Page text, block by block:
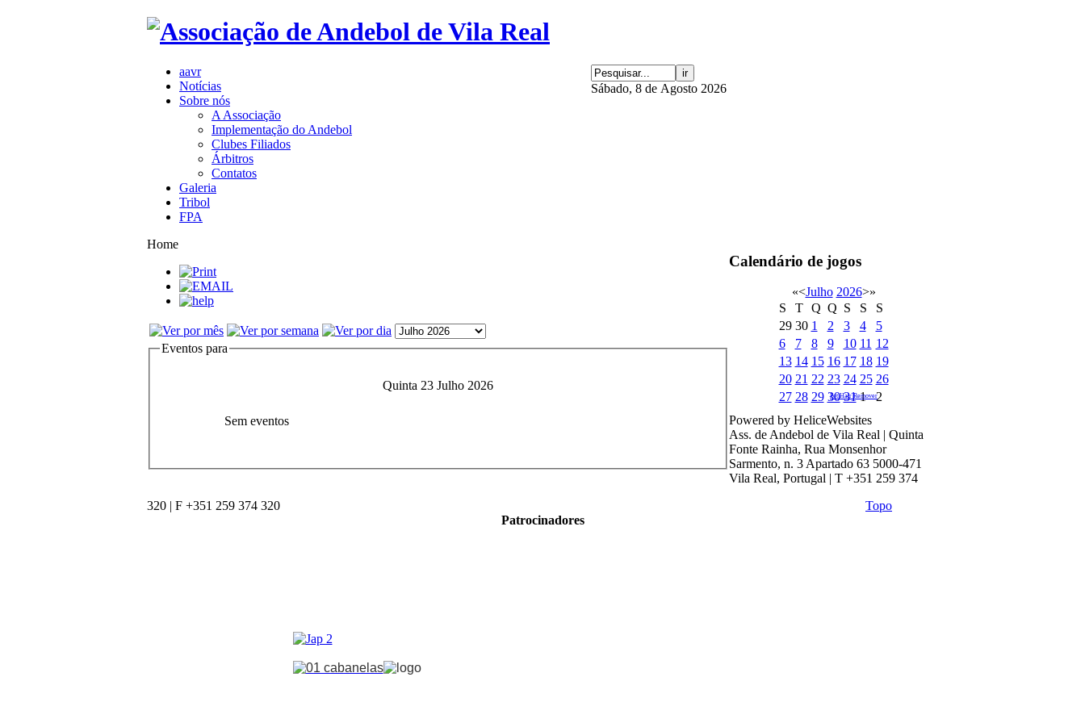
Sábado, 8 de Agosto 2026
aavr
Notícias
Sobre nós
A Associação
Implementação do Andebol
Clubes Filiados
Árbitros
Contatos
Galeria
Tribol
FPA
Home
Eventos para
Quinta 23 Julho 2026
Sem eventos
Calendário de jogos
«<Julho 2026>»
S
T Q Q S S
S
29 30 1 2 3 4
5
6
7 8 9 10 11 12
13 14 15 16 17 18 19
20 21 22 23 24 25 26
27 28 29 30 31 1 2
Pet Hair Remover
Topo
Patrocinadores
Powered by HeliceWebsites
Ass. de Andebol de Vila Real | Quinta
Fonte Rainha, Rua Monsenhor
Sarmento, n. 3 Apartado 63 5000-471
Vila Real, Portugal | T +351 259 374
320 | F +351 259 374 320